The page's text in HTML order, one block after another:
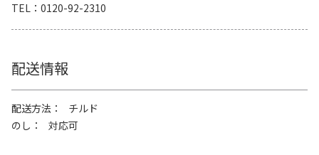
TEL
0120-92-2310
配送情報
配送方法
チルド
のし
対応可